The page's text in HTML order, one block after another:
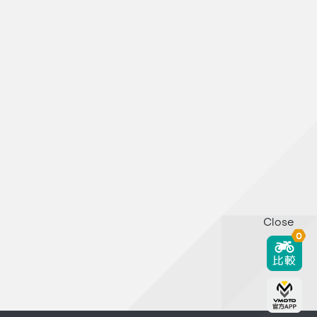
Close
0